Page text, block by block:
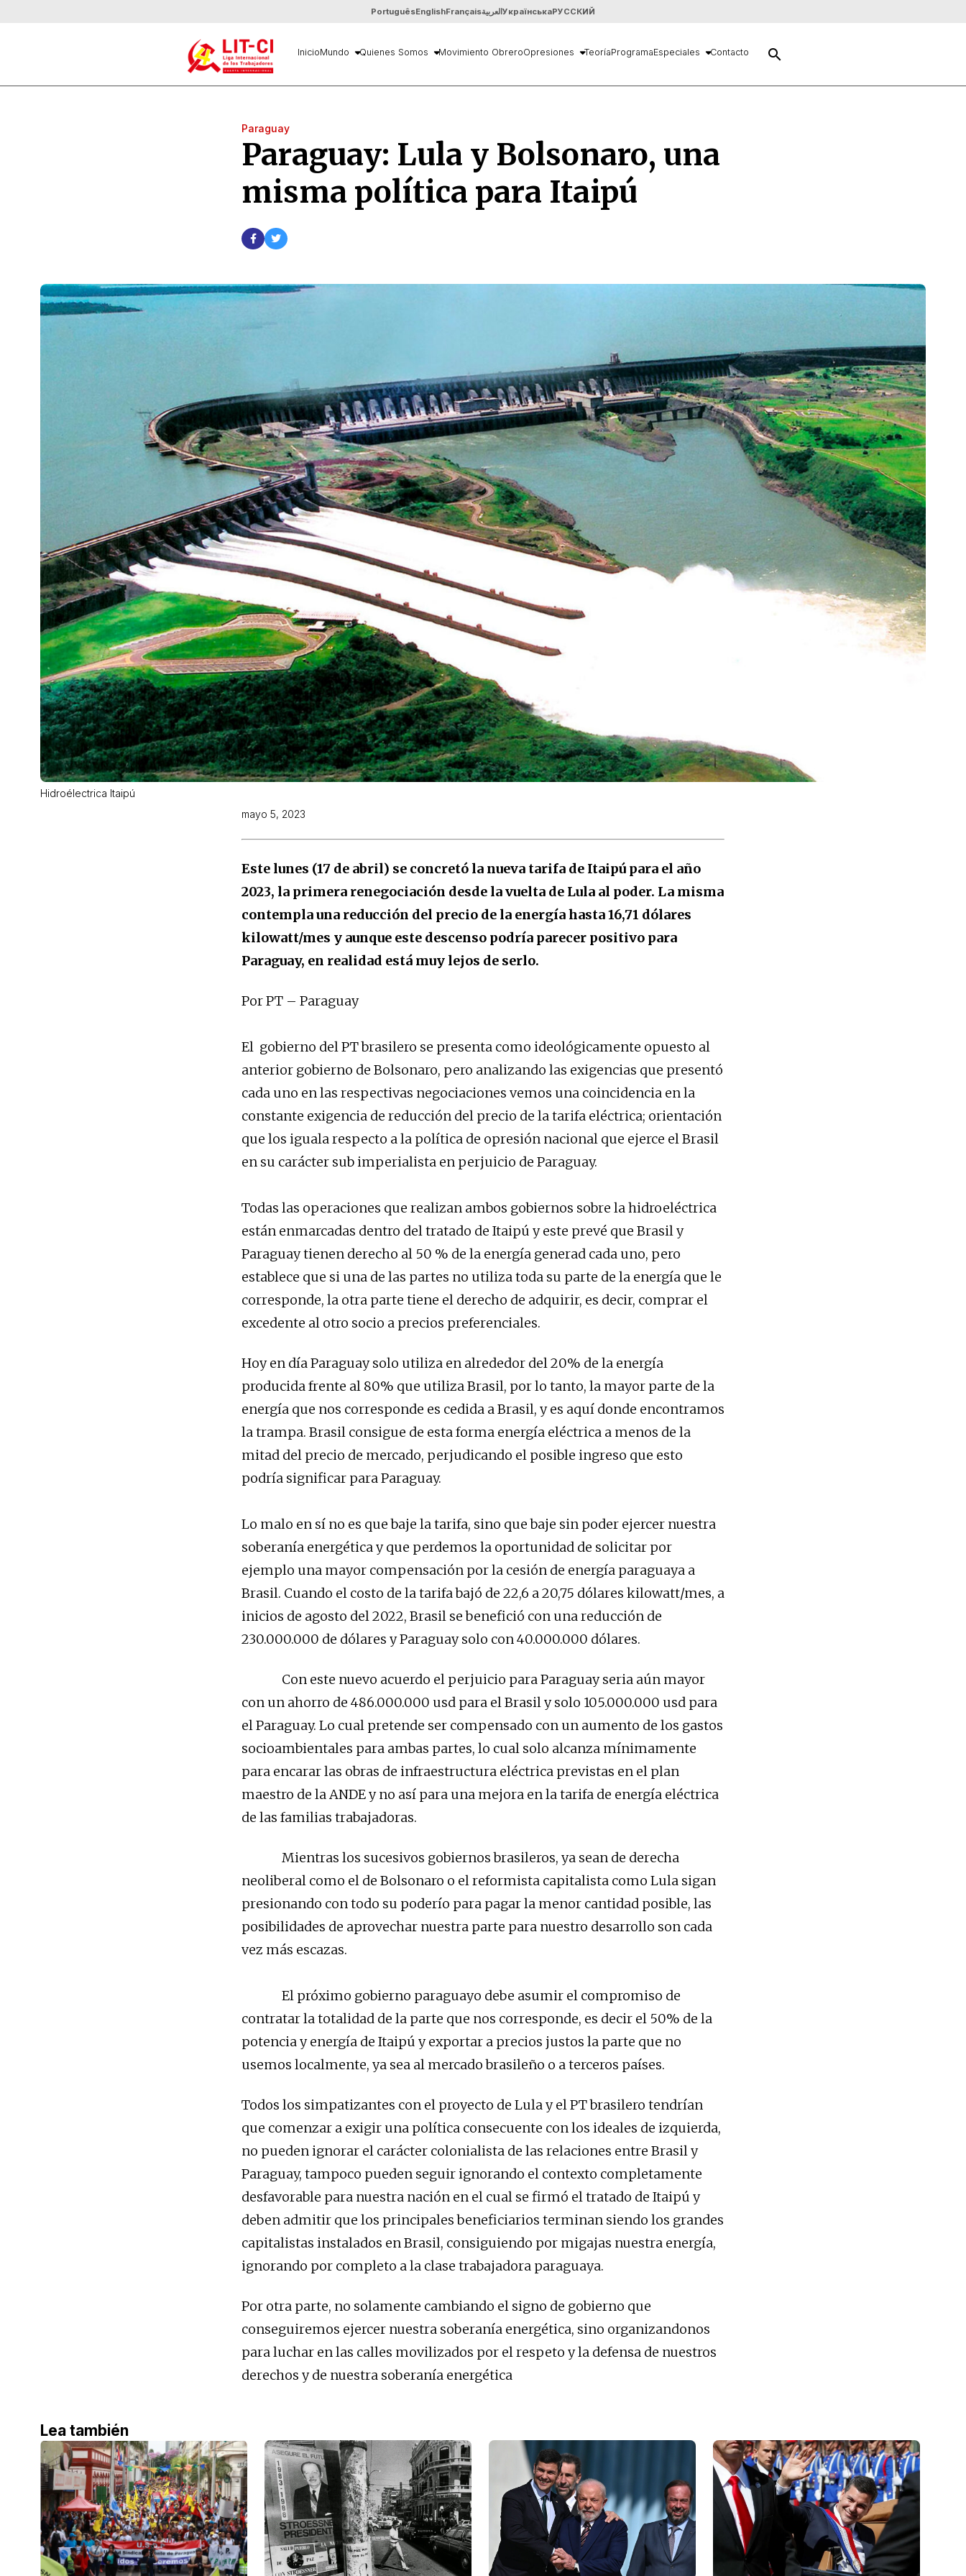
PortuguêsEnglishFrançaisالعربيةУкраїнськаРУССКИЙ
InicioMundo Quienes Somos Movimiento ObreroOpresiones TeoríaProgramaEspeciales Contacto search
Paraguay
Paraguay: Lula y Bolsonaro, una
misma política para Itaipú
Hidroélectrica Itaipú
mayo 5, 2023
Este lunes (17 de abril) se concretó la nueva tarifa de Itaipú para el año
2023, la primera renegociación desde la vuelta de Lula al poder. La misma
contempla una reducción del precio de la energía hasta 16,71 dólares
kilowatt/mes y aunque este descenso podría parecer positivo para
Paraguay, en realidad está muy lejos de serlo.
Por PT – Paraguay
El gobierno del PT brasilero se presenta como ideológicamente opuesto al
anterior gobierno de Bolsonaro, pero analizando las exigencias que presentó
cada uno en las respectivas negociaciones vemos una coincidencia en la
constante exigencia de reducción del precio de la tarifa eléctrica; orientación
que los iguala respecto a la política de opresión nacional que ejerce el Brasil
en su carácter sub imperialista en perjuicio de Paraguay.
Todas las operaciones que realizan ambos gobiernos sobre la hidroeléctrica
están enmarcadas dentro del tratado de Itaipú y este prevé que Brasil y
Paraguay tienen derecho al 50 % de la energía generad cada uno, pero
establece que si una de las partes no utiliza toda su parte de la energía que le
corresponde, la otra parte tiene el derecho de adquirir, es decir, comprar el
excedente al otro socio a precios preferenciales.
Hoy en día Paraguay solo utiliza en alrededor del 20% de la energía
producida frente al 80% que utiliza Brasil, por lo tanto, la mayor parte de la
energía que nos corresponde es cedida a Brasil, y es aquí donde encontramos
la trampa. Brasil consigue de esta forma energía eléctrica a menos de la
mitad del precio de mercado, perjudicando el posible ingreso que esto
podría significar para Paraguay.
Lo malo en sí no es que baje la tarifa, sino que baje sin poder ejercer nuestra
soberanía energética y que perdemos la oportunidad de solicitar por
ejemplo una mayor compensación por la cesión de energía paraguaya a
Brasil. Cuando el costo de la tarifa bajó de 22,6 a 20,75 dólares kilowatt/mes, a
inicios de agosto del 2022, Brasil se benefició con una reducción de
230.000.000 de dólares y Paraguay solo con 40.000.000 dólares.
Con este nuevo acuerdo el perjuicio para Paraguay seria aún mayor
con un ahorro de 486.000.000 usd para el Brasil y solo 105.000.000 usd para
el Paraguay. Lo cual pretende ser compensado con un aumento de los gastos
socioambientales para ambas partes, lo cual solo alcanza mínimamente
para encarar las obras de infraestructura eléctrica previstas en el plan
maestro de la ANDE y no así para una mejora en la tarifa de energía eléctrica
de las familias trabajadoras.
Mientras los sucesivos gobiernos brasileros, ya sean de derecha
neoliberal como el de Bolsonaro o el reformista capitalista como Lula sigan
presionando con todo su poderío para pagar la menor cantidad posible, las
posibilidades de aprovechar nuestra parte para nuestro desarrollo son cada
vez más escazas.
El próximo gobierno paraguayo debe asumir el compromiso de
contratar la totalidad de la parte que nos corresponde, es decir el 50% de la
potencia y energía de Itaipú y exportar a precios justos la parte que no
usemos localmente, ya sea al mercado brasileño o a terceros países.
Todos los simpatizantes con el proyecto de Lula y el PT brasilero tendrían
que comenzar a exigir una política consecuente con los ideales de izquierda,
no pueden ignorar el carácter colonialista de las relaciones entre Brasil y
Paraguay, tampoco pueden seguir ignorando el contexto completamente
desfavorable para nuestra nación en el cual se firmó el tratado de Itaipú y
deben admitir que los principales beneficiarios terminan siendo los grandes
capitalistas instalados en Brasil, consiguiendo por migajas nuestra energía,
ignorando por completo a la clase trabajadora paraguaya.
Por otra parte, no solamente cambiando el signo de gobierno que
conseguiremos ejercer nuestra soberanía energética, sino organizandonos
para luchar en las calles movilizados por el respeto y la defensa de nuestros
derechos y de nuestra soberanía energética
Lea también